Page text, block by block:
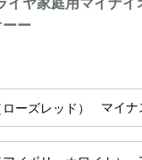
イヤ家庭用マイナ
ー
マイ